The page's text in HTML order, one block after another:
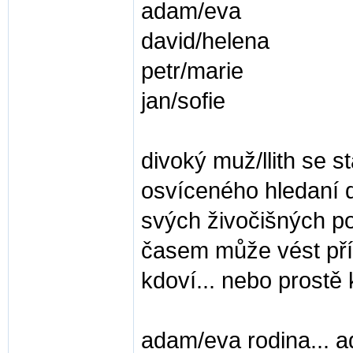
adam/eva
david/helena
petr/marie
jan/sofie
divoký muž/llith se
osvíceného hledaní
svých živočišných
časem může vést
kdoví... nebo prostě
adam/eva rodina...